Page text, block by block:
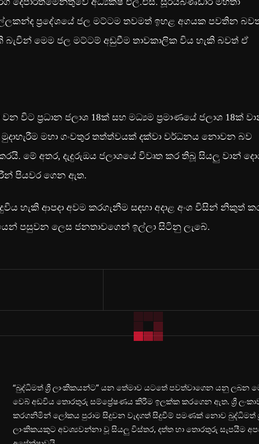
ප්‍රදේශයේ ජල මට්ටම තවමත් ඉහළ අගයක පවතින
බැවින් මෙම ජල මට්ටම් අඩුවීම තාවකාලික විය හැකි බවත් ඒ
විට ප්‍රධාන ජලාශ 18ක් සහ මධ්‍යම ප්‍රමාණයේ ජලාශ 18ක්
මහා ගංවතුර තත්ත්වයක් දක්වා වර්ධනය නොවන බව
මේ අතර, දැදුරුඔය ජලාශයේ විවෘත කර තිබූ සියලු වාන්
පියවර ගෙන ඇත.
හැකි ආපදා අවම කරගැනීම සඳහා අදාළ අංශ විසින් නිකුත්
පසුවන ලෙස ජනතාවගෙන් ඉල්ලා සිටිනු ලැබේ.
“බුද්ධිමත් ශ්‍රී ලාංකිකයන්ට” යන තේමාව යටතේ පවත්වාගෙන යනු ලබන
වෙබ් අඩවිය තොරතුරු සම්ප්‍රේෂණය කිරීම ඉලක්ක කරගෙන ඇත. ශ්‍රී
කරගනිමින් ලෝකය පුරාම සිදුවන වැදගත් සිදුවීම් පමණක් නොව බුද්ධිමත්
ලාංකිකයකුට අවශ්‍යවන්නා වූ සියලු විස්තර, දත්ත හා තොරතුරු සැපයීම